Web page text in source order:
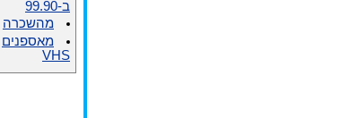
ב-99.90
מהשכרה
מאספנים
VHS